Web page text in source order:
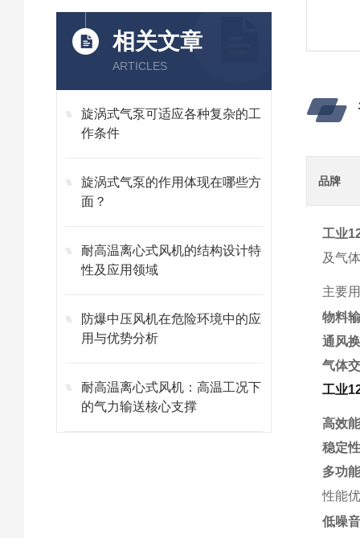
相关文章
ARTICLES
旋涡式气泵可适应各种复杂的工
作条件
旋涡式气泵的作用体现在哪些方
面？
耐高温离心式风机的结构设计特
性及应用领域
防爆中压风机在危险环境中的应
用与优势分析
耐高温离心式风机：高温工况下
的气力输送核心支撑
品牌
工业
及气
主要
物料
通风
气体
工业
高效
稳定
多功
性能
低噪